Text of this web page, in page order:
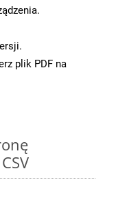
plik PDF na